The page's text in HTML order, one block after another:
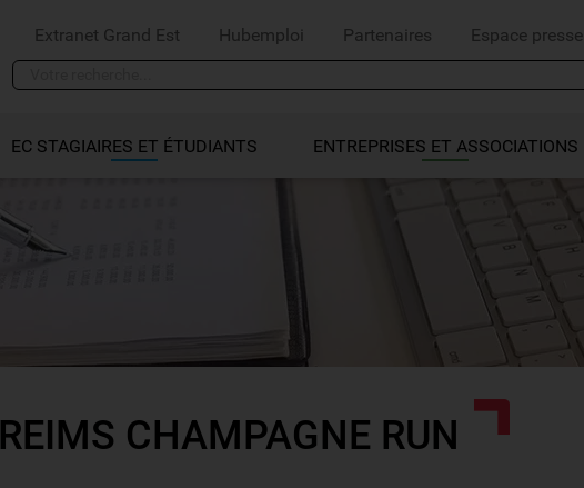
Extranet Grand Est Hubemploi Partenaires Espace presse
EC STAGIAIRES ET ÉTUDIANTS ENTREPRISES ET ASSOCIATIONS
REIMS CHAMPAGNE RUN